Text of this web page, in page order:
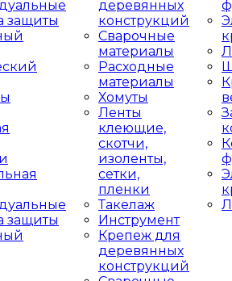
защиты
защиты
деревянных
конструкций
Сварочные
материалы
Расходные
материалы
Хомуты
Ленты
клеющие,
скотчи,
изоленты,
сетки,
пленки
Такелаж
Инструмент
Крепеж для
деревянных
конструкций